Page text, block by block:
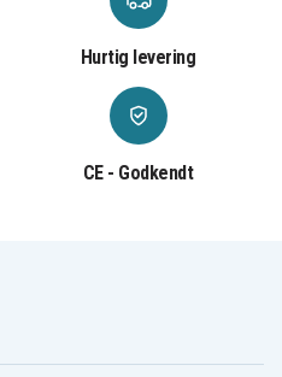
Hurtig levering
CE - Godkendt